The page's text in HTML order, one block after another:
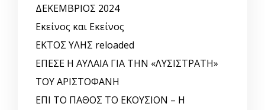
ΔΕΚΕΜΒΡΙΟΣ 2024
Εκείνος και Εκείνος
ΕΚΤΟΣ ΥΛΗΣ reloaded
ΕΠΕΣΕ Η ΑΥΛΑΙΑ ΓΙΑ ΤΗΝ «ΛΥΣΙΣΤΡΑΤΗ»
ΤΟΥ ΑΡΙΣΤΟΦΑΝΗ
ΕΠΙ ΤΟ ΠΑΘΟΣ ΤΟ ΕΚΟΥΣΙΟΝ – Η